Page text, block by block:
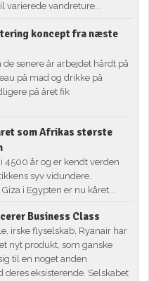
varierede vandreture...
koncept fra næste
de senere år arbejdet hårdt på
på mad og drikke på
på året fik
som Afrikas største
4500 år og er kendt verden
syv vidundere.
i Egypten er nu kåret...
Business Class
irske flyselskab, Ryanair har
nyt produkt, som ganske
til en noget anden
deres eksisterende. Selskabet